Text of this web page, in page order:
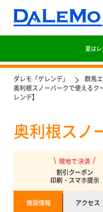
夏は
ダレモ「ゲレンデ」 群馬
奥利根スノーパークで使えるク
レンデ】
奥利根スノ
現地で決済
割引クーポン
印刷・スマホ提示
施設情報 アクセス